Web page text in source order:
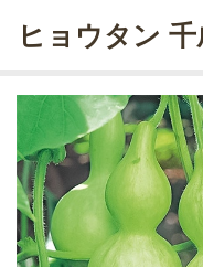
ヒョウタン